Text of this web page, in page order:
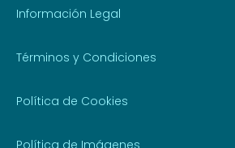
Información Legal
Términos y Condiciones
Política de Cookies
Política de Imágenes